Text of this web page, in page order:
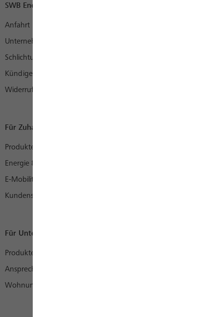
SWB Energie und Wasser
Anfahrt
Unternehmen
Schlichtungsstelle
Kündigen
Widerruf
Für Zuhause
Produkte
Energie & mehr
E-Mobility
Kundenservice
Für Unternehmen
Produkte
Ansprechpartner
Wohnungswirtschaft